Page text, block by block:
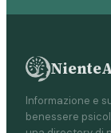
Informazione e
benessere